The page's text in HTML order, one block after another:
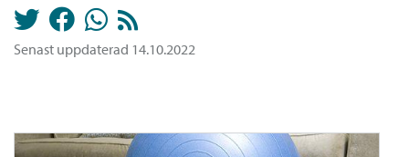
Senast uppdaterad 14.10.2022